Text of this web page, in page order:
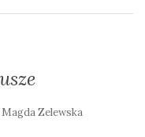
Magda Zelewska